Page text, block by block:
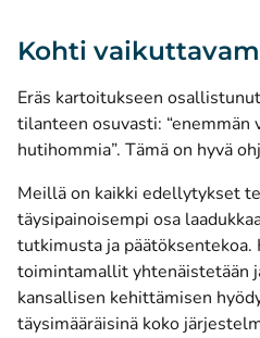
Kohti
Eräs kartoitukseen
tilanteen osuvasti: “enemmän
hutihommia”. Tämä on hyvä
Meillä on kaikki edellytykset
täysipainoisempi osa
tutkimusta ja päätöksentekoa.
toimintamallit yhtenäistetään
kansallisen kehittämisen
täysimääräisinä koko